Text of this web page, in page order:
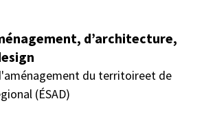
d’architecture,
du territoireet de
(ÉSAD)